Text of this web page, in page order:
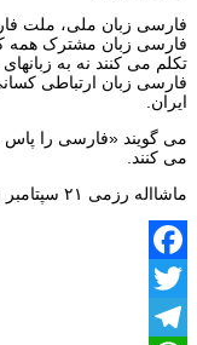
فارسی زبان ملی، ملت
فارسی زبان مشترک همه
تکلم می کنند نه به زبانهای
فارسی زبان ارتباطی
ایران.
می گویند «فارسی را پاس
می کنند.
ماشااله رزمی ۲۱ سپتامبر ۲۰۱۵ – پاریس
Facebook
Twitter